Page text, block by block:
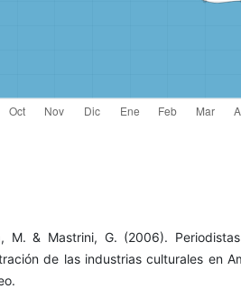
M. & Mastrini, G. (2006).
de las industrias culturales en